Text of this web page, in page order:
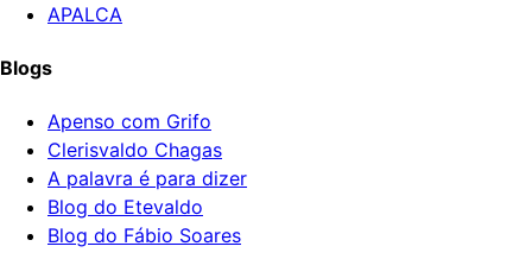
APALCA
Blogs
Apenso com Grifo
Clerisvaldo Chagas
A palavra é para dizer
Blog do Etevaldo
Blog do Fábio Soares